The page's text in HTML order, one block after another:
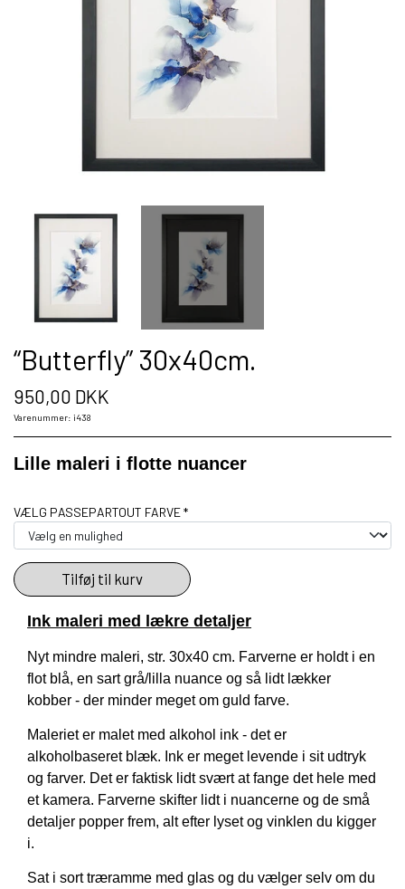
BLOMSTER BUKET
PLAKATER
WIRE TRÆ
JULETRÆ
VÆGUR
RUND
FIRKANTET
“Butterfly” 30x40cm.
950,00 DKK
Varenummer: i438
Lille maleri i flotte nuancer
VÆLG PASSEPARTOUT FARVE *
Tilføj til kurv
Ink maleri med lækre detaljer
Nyt mindre maleri, str. 30x40 cm. Farverne er holdt i en
flot blå, en sart grå/lilla nuance og så lidt lækker
kobber - der minder meget om guld farve.
Maleriet er malet med alkohol ink - det er
alkoholbaseret blæk. Ink er meget levende i sit udtryk
og farver. Det er faktisk lidt svært at fange det hele med
et kamera. Farverne skifter lidt i nuancerne og de små
detaljer popper frem, alt efter lyset og vinklen du kigger
i.
Sat i sort træramme med glas og du vælger selv om du